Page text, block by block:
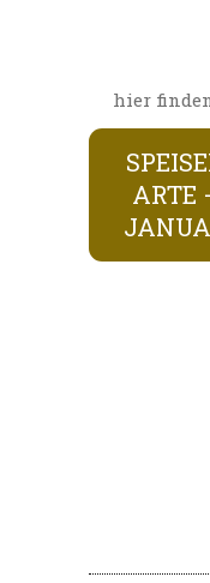
hier
ARTE